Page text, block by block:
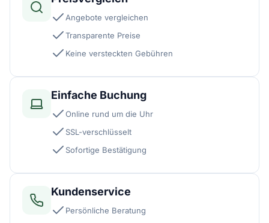
Angebote vergleichen
Transparente Preise
Keine versteckten Gebühren
Einfache Buchung
Online rund um die Uhr
SSL-verschlüsselt
Sofortige Bestätigung
Kundenservice
Persönliche Beratung